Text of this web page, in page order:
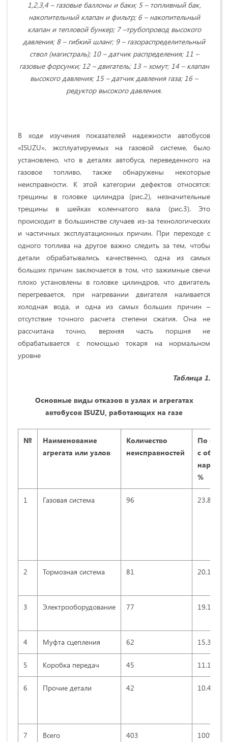
1,2,3,4 – газовые баллоны и баки; 5 – топливный бак,
накопительный клапан и фильтр; 6 – накопительный
клапан и тепловой бункер; 7 –трубопровод высокого
давления; 8 – гибкий шланг; 9 – газораспределительный
ствол (магистраль); 10 – датчик распределения; 11 –
газовые форсунки; 12 – двигатель; 13 – хомут; 14 – клапан
высокого давления; 15 – датчик давления газа; 16 –
редуктор высокого давления.
В ходе изучения показателей надежности автобусов
«ISUZU», эксплуатируемых на газовой системе, было
установлено, что в деталях автобуса, переведенного на
газовое топливо, также обнаружены некоторые
неисправности. К этой категории дефектов относятся:
трещины в головке цилиндра (рис.2), незначительные
трещины в шейках коленчатого вала (рис.3). Это
происходит в большинстве случаев из-за технологических
и частичных эксплуатационных причин. При переходе с
одного топлива на другое важно следить за тем, чтобы
детали обрабатывались качественно, одна из самых
больших причин заключается в том, что зажимные свечи
плохо установлены в головке цилиндров, что двигатель
перегревается, при нагревании двигателя наливается
холодная вода, и одна из самых больших причин –
отсутствие точного расчета степени сжатия. Она не
рассчитана точно, верхняя часть поршня не
обрабатывается с помощью токаря на нормальном
уровне
Таблица 1.
Основные виды отказов в узлах и агрегатах
автобусов ISUZU, работающих на газе
№
Наименование
агрегата или узлов
Количество
неисправностей
По
с
%
1 Газовая система 96 23.8
2 Тормозная система 81 20.1
3 Электрооборудование 77 19.1
4 Муфта сцепления 62 15.3
5 Коробка передач 45 11.1
6 Прочие детали 42 10.4
7 Всего 403 100%